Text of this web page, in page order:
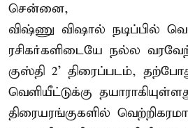
சென்னை,
விஷ்ணு விஷால் நடிப்பில்
ரசிகர்களிடையே நல்ல
குஸ்தி 2' திரைப்படம்,
வெளியீட்டுக்கு
திரையரங்குகளில்